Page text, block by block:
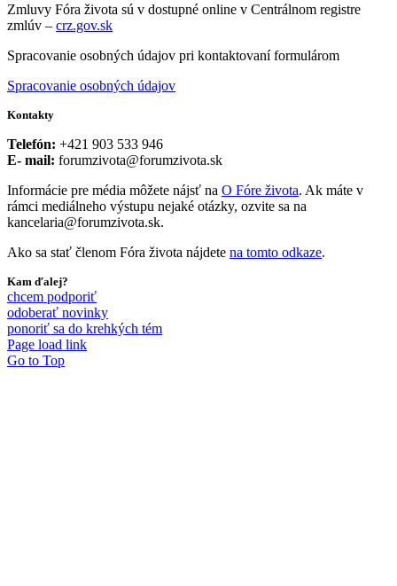
Zmluvy Fóra života sú v dostupné online v Centrálnom registre
zmlúv – crz.gov.sk
Spracovanie osobných údajov pri kontaktovaní formulárom
Spracovanie osobných údajov
Kontakty
Telefón: +421 903 533 946
E- mail: forumzivota@forumzivota.sk
Informácie pre média môžete nájsť na O Fóre života. Ak máte v
rámci mediálneho výstupu nejaké otázky, ozvite sa na
kancelaria@forumzivota.sk.
Ako sa stať členom Fóra života nájdete na tomto odkaze.
Kam ďalej?
chcem podporiť
odoberať novinky
ponoriť sa do krehkých tém
Page load link
Go to Top